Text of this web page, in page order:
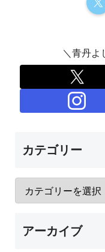
＼青丹よ
カテゴリー
アーカイブ